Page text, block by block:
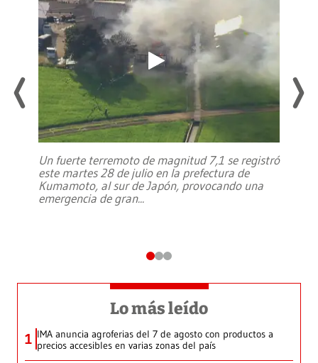
Un fuerte terremoto de magnitud 7,1 se registró
este martes 28 de julio en la prefectura de
Kumamoto, al sur de Japón, provocando una
emergencia de gran...
Lo más leído
1 IMA anuncia agroferias del 7 de agosto con productos a
precios accesibles en varias zonas del país